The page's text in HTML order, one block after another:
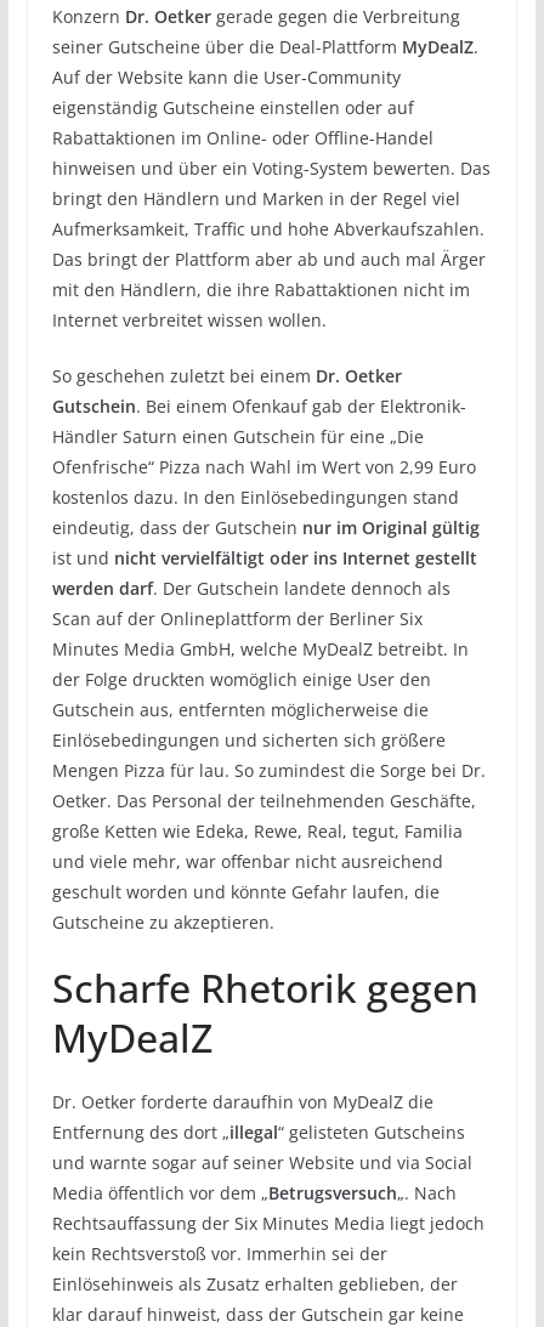
Konzern Dr. Oetkergerade gegen die Verbreitung
seiner Gutscheine über die Deal-Plattform MyDealZ.
Auf der Website kann die User-Community
eigenständig Gutscheine einstellen oder auf
Rabattaktionen im Online- oder Offline-Handel
hinweisen und über ein Voting-System bewerten. Das
bringt den Händlern und Marken in der Regel viel
Aufmerksamkeit, Traffic und hohe Abverkaufszahlen.
Das bringt der Plattform aber ab und auch mal Ärger
mit den Händlern, die ihre Rabattaktionen nicht im
Internet verbreitet wissen wollen.
So geschehen zuletzt bei einem Dr. Oetker
Gutschein. Bei einem Ofenkauf gab der Elektronik-
Händler Saturn einen Gutschein für eine „Die
Ofenfrische“ Pizza nach Wahl im Wert von 2,99 Euro
kostenlos dazu. In den Einlösebedingungen stand
eindeutig, dass der Gutschein nur im Original gültig
ist und nicht vervielfältigt oder ins Internet gestellt
werden darf. Der Gutschein landete dennoch als
Scan auf der Onlineplattform der Berliner Six
Minutes Media GmbH, welche MyDealZ betreibt. In
der Folge druckten womöglich einige User den
Gutschein aus, entfernten möglicherweise die
Einlösebedingungen und sicherten sich größere
Mengen Pizza für lau. So zumindest die Sorge bei Dr.
Oetker. Das Personal der teilnehmenden Geschäfte,
große Ketten wie Edeka, Rewe, Real, tegut, Familia
und viele mehr, war offenbar nicht ausreichend
geschult worden und könnte Gefahr laufen, die
Gutscheine zu akzeptieren.
Scharfe Rhetorik gegen
MyDealZ
Dr. Oetker forderte daraufhin von MyDealZ die
Entfernung des dort „illegal“ gelisteten Gutscheins
und warnte sogar auf seiner Website und via Social
Media öffentlich vor dem „Betrugsversuch„. Nach
Rechtsauffassung der Six Minutes Media liegt jedoch
kein Rechtsverstoß vor. Immerhin sei der
Einlösehinweis als Zusatz erhalten geblieben, der
klar darauf hinweist, dass der Gutschein gar keine